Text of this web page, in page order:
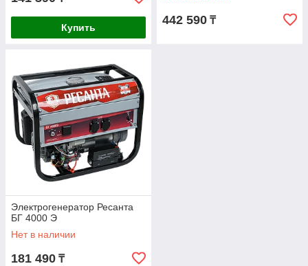
Купить
442 590 ₸
Электрогенератор Ресанта
БГ 4000 Э
Нет в наличии
181 490 ₸